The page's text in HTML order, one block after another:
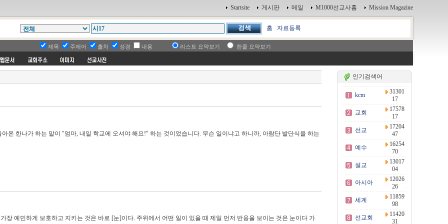
Startsite 게시판 메일 M1000선교사홈 Mission Magazine
홈 자료등록
제목 주제어 출처 성경 내용 리스트 요약보기 한줄 요약보기
온 한나가 하는 말이 "엄마, 내일 학교에 오셔야 해요!" 하는 것이었습니다. 무슨 일이냐고 하니까, 아람단 발단식을 하는
장 예민하게 보호하고 지키는 것은 바로 [눈]이다. 주위에서 어떤 일이 있을 때 제일 먼저 반응을 보이는 것은 눈이다 가
인기검색어
kcm
31301
17
교회
17578
17
선교
17204
47
예수
16254
70
설교
13017
04
아시아
12026
26
세계
11859
98
선교회
11420
31